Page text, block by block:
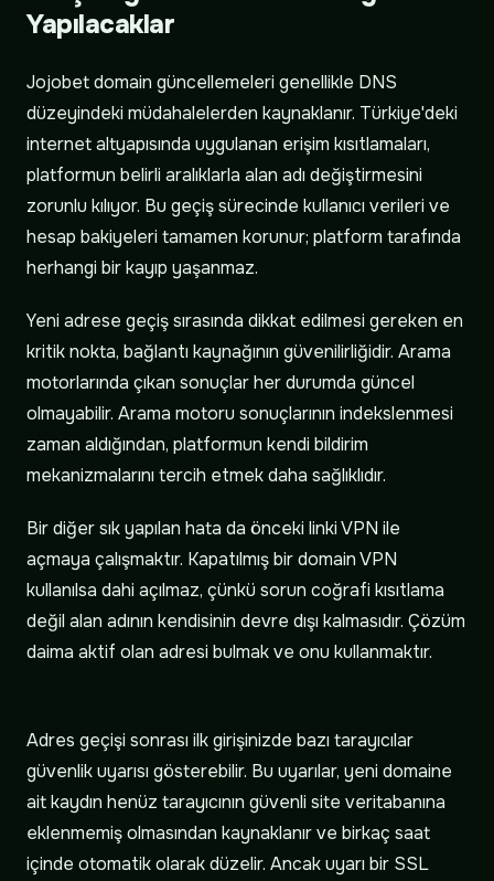
Yapılacaklar
Jojobet domain güncellemeleri genellikle DNS
düzeyindeki müdahalelerden kaynaklanır. Türkiye'deki
internet altyapısında uygulanan erişim kısıtlamaları,
platformun belirli aralıklarla alan adı değiştirmesini
zorunlu kılıyor. Bu geçiş sürecinde kullanıcı verileri ve
hesap bakiyeleri tamamen korunur; platform tarafında
herhangi bir kayıp yaşanmaz.
Yeni adrese geçiş sırasında dikkat edilmesi gereken en
kritik nokta, bağlantı kaynağının güvenilirliğidir. Arama
motorlarında çıkan sonuçlar her durumda güncel
olmayabilir. Arama motoru sonuçlarının indekslenmesi
zaman aldığından, platformun kendi bildirim
mekanizmalarını tercih etmek daha sağlıklıdır.
Bir diğer sık yapılan hata da önceki linki VPN ile
açmaya çalışmaktır. Kapatılmış bir domain VPN
kullanılsa dahi açılmaz, çünkü sorun coğrafi kısıtlama
değil alan adının kendisinin devre dışı kalmasıdır. Çözüm
daima aktif olan adresi bulmak ve onu kullanmaktır.
Adres geçişi sonrası ilk girişinizde bazı tarayıcılar
güvenlik uyarısı gösterebilir. Bu uyarılar, yeni domaine
ait kaydın henüz tarayıcının güvenli site veritabanına
eklenmemiş olmasından kaynaklanır ve birkaç saat
içinde otomatik olarak düzelir. Ancak uyarı bir SSL